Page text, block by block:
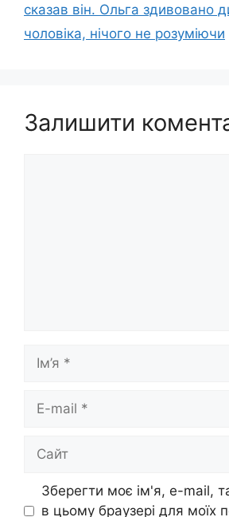
сказав він. Ольга здивовано
чоловіка, нічого не розуміючи
Залишити
Ім’я
Сайт
Зберегти моє ім'я, e-mail,
в цьому браузері для моїх